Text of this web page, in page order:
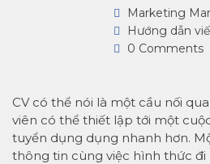
Marketing
Hướng dẫn
0 Comments
CV có thể nói là một cầu nối
viên có thể thiết lập tới một
tuyển dụng dụng nhanh hơn.
thông tin cùng việc hình thức đi